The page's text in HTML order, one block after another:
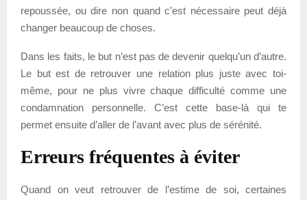
repoussée, ou dire non quand c’est nécessaire peut déjà
changer beaucoup de choses.
Dans les faits, le but n’est pas de devenir quelqu’un d’autre.
Le but est de retrouver une relation plus juste avec toi-
même, pour ne plus vivre chaque difficulté comme une
condamnation personnelle. C’est cette base-là qui te
permet ensuite d’aller de l’avant avec plus de sérénité.
Erreurs fréquentes à éviter
Quand on veut retrouver de l’estime de soi, certaines